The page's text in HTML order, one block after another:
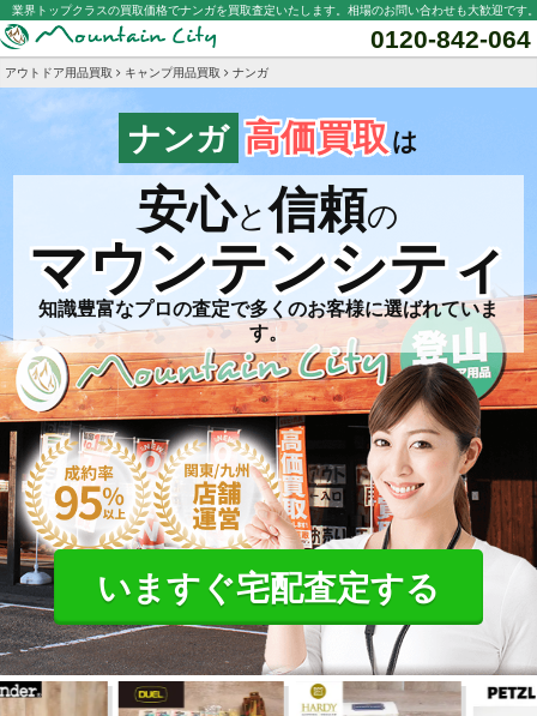
業界トップクラスの買取価格でナンガを買取査定いたします。相場のお問い合わせも大歓迎です
0120-842-064
アウトドア用品買取 キャンプ用品買取 ナンガ
ナンガ 高価買取は
安心と信頼の
マウンテンシティ
知識豊富なプロの査定で多くのお客様に選ばれていま
す。
いますぐ宅配査定する